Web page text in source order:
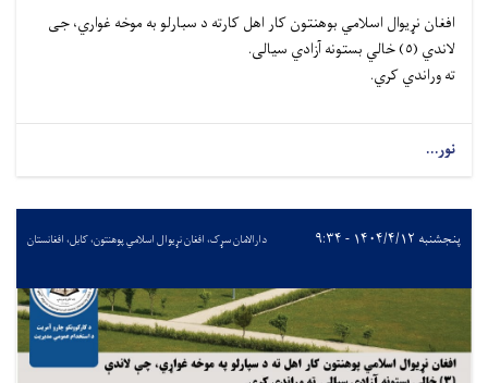
افغان نړيوال اسلامي بوهنتون كار اهل كارته د سبارلو به موخه غواري، جى
لاندي (٥) خالي بستونه آزادي سيالى.
ته وراندي كري.
نور...
پنجشنبه ۱۴۰۴/۴/۱۲ - ۹:۳۴ دارالامان سړک، افغان نړیوال اسلامي پوهنتون، کابل، افغانستان